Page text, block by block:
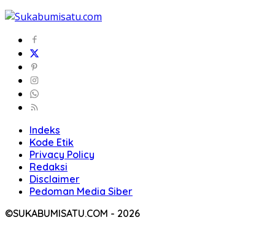
Indeks
Kode Etik
Privacy Policy
Redaksi
Disclaimer
Pedoman Media Siber
©SUKABUMISATU.COM - 2026